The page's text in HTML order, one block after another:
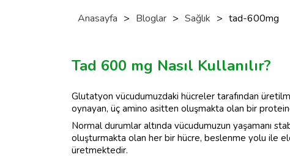
Anasayfa > Bloglar > Sağlık > tad-600mg
Tad 600 mg Nasıl Kullanılır?
Glutatyon vücudumuzdaki hücreler tarafından
oynayan, üç amino asitten oluşmakta olan bir
Normal durumlar altında vücudumuzun yaşamanı
oluşturmakta olan her bir hücre, beslenme yolu ile
üretmektedir.